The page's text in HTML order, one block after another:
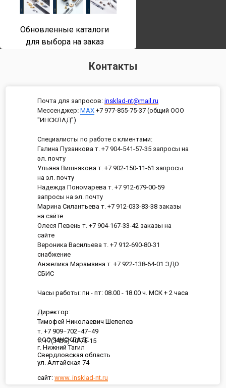
Обновленные каталоги
для выбора на заказ
Контакты
ООО "ИНСКЛАД"
г. Нижний Тагил
Свердловская область
ул. Алтайская 74
сайт: www. insklad-nt.ru
Почта для запросов: insklad-nt@mail.ru
Мессенджер: MAX +7 977-855-75-37 (общий ООО
"ИНСКЛАД")
Специалисты по работе с клиентами:
Галина Пузанкова т. +7 904-541-57-35 запросы на
эл. почту
Ульяна Вишнякова т. +7 902-150-11-61 запросы
на эл. почту
Надежда Пономарева т. +7 912-679-00-59
запросы на эл. почту
Марина Силантьева т. +7 912-033-83-38 заказы
на сайте
Олеся Певень т. +7 904-167-33-42 заказы на
сайте
Вероника Васильева т. +7 912-690-80-31
снабжение
Анжелика Марамзина т. +7 922-138-64-01 ЭДО
СБИС
Часы работы: пн - пт: 08.00 - 18.00 ч. МСК + 2 часа
Директор:
Тимофей Николаевич Шепелев
т. +7 909−702−47−49
т. +7(3435) 40-75-15